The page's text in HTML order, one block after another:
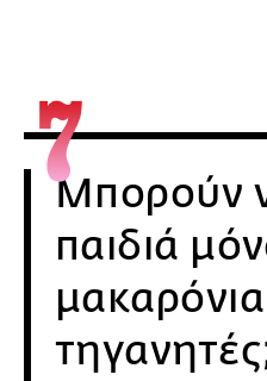
Μπορούν
παιδιά